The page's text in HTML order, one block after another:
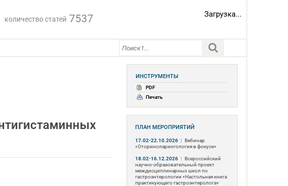
количество статей 7537 Загрузка...
ИНСТРУМЕНТЫ
PDF
Печать
ПЛАН МЕРОПРИЯТИЙ
17.02-22.10.2026 | Вебинар
«Оториноларингология в фокусе»
18.02-16.12.2026 | Всероссийский
научно-образовательный проект
междисциплинарных школ по
гастроэнтерологии «Настольная книга
практикующего гастроэнтеролога»